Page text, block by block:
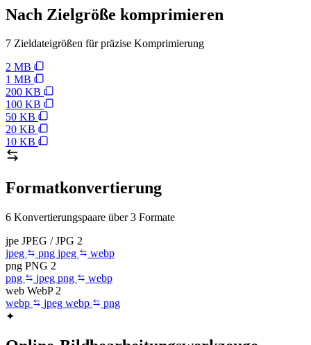
Nach Zielgröße komprimieren
7 Zieldateigrößen für präzise Komprimierung
2 MB
1 MB
200 KB
100 KB
50 KB
20 KB
10 KB
Formatkonvertierung
6 Konvertierungspaare über 3 Formate
jpe JPEG / JPG 2
jpeg
png jpeg
webp
png PNG 2
png
jpeg png
webp
web WebP 2
webp
jpeg webp
png
✦